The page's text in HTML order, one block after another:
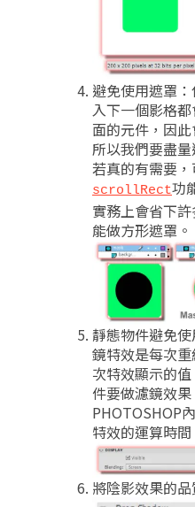
避免使用遮罩
入下一個影格
面的元件，因
所以我們要盡
若真的有需要
scrollRect功
實務上會省下
能做方形遮罩。
靜態物件避免
鏡特效是每次
次特效顯示的
件要做濾鏡效
PHOTOSHOP
特效的運算時間
將陰影效果的